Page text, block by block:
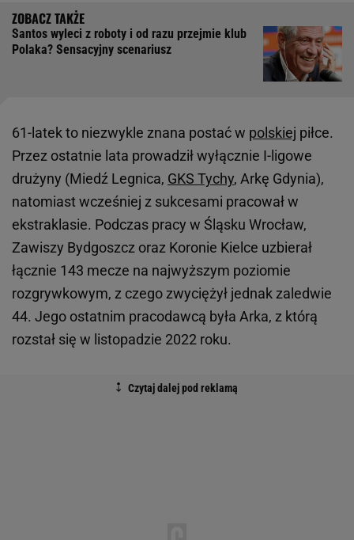
Santos wyleci z roboty i od razu przejmie klub
Polaka? Sensacyjny scenariusz
61-latek to niezwykle znana postać w polskiej piłce.
Przez ostatnie lata prowadził wyłącznie I-ligowe
drużyny (Miedź Legnica, GKS Tychy, Arkę Gdynia),
natomiast wcześniej z sukcesami pracował w
ekstraklasie. Podczas pracy w Śląsku Wrocław,
Zawiszy Bydgoszcz oraz Koronie Kielce uzbierał
łącznie 143 mecze na najwyższym poziomie
rozgrywkowym, z czego zwyciężył jednak zaledwie
44. Jego ostatnim pracodawcą była Arka, z którą
rozstał się w listopadzie 2022 roku.